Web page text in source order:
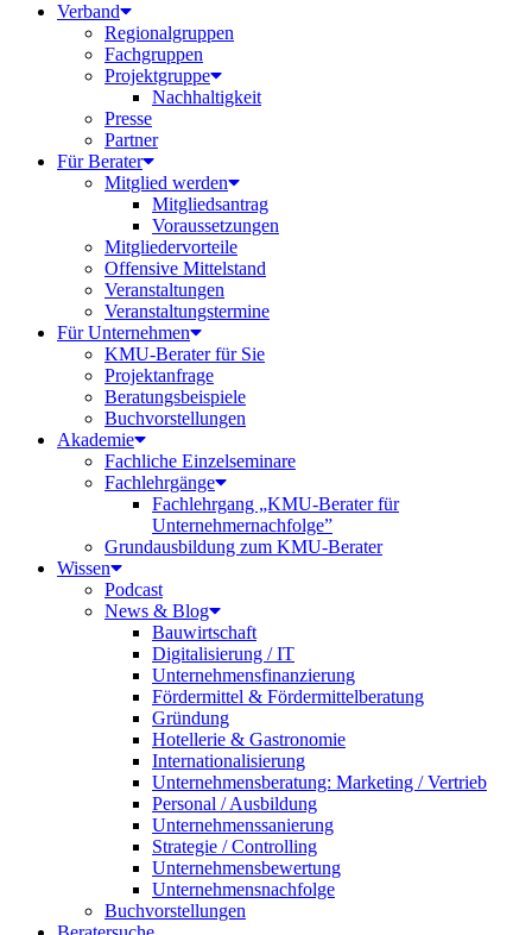
Verband
Regionalgruppen
Fachgruppen
Projektgruppe
Nachhaltigkeit
Presse
Partner
Für Berater
Mitglied werden
Mitgliedsantrag
Voraussetzungen
Mitgliedervorteile
Offensive Mittelstand
Veranstaltungen
Veranstaltungstermine
Für Unternehmen
KMU-Berater für Sie
Projektanfrage
Beratungsbeispiele
Buchvorstellungen
Akademie
Fachliche Einzelseminare
Fachlehrgänge
Fachlehrgang „KMU-Berater für
Unternehmernachfolge”
Grundausbildung zum KMU-Berater
Wissen
Podcast
News & Blog
Bauwirtschaft
Digitalisierung / IT
Unternehmensfinanzierung
Fördermittel & Fördermittelberatung
Gründung
Hotellerie & Gastronomie
Internationalisierung
Unternehmensberatung: Marketing / Vertrieb
Personal / Ausbildung
Unternehmenssanierung
Strategie / Controlling
Unternehmensbewertung
Unternehmensnachfolge
Buchvorstellungen